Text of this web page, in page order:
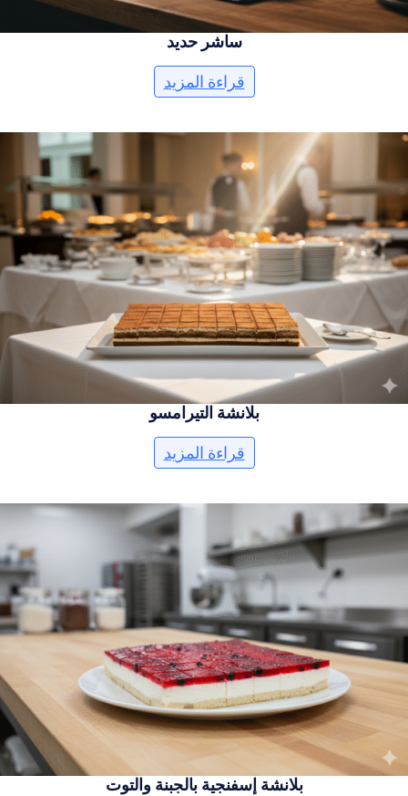
ساشر حديد
قراءة المزيد
بلانشة التيرامسو
قراءة المزيد
بلانشة إسفنجية بالجبنة والتوت